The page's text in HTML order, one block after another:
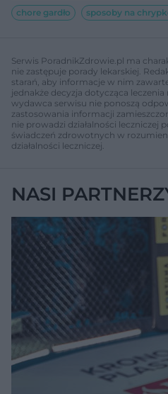
chore gardło sposoby na
Serwis PoradnikZdrowie.pl ma
nie zastępuje porady lekarskiej.
starań, aby informacje w nim
jednakże decyzja dotycząca leczenia
wydawca serwisu nie ponoszą
zastosowania informacji
nie prowadzi działalności leczniczej
świadczeń zdrowotnych w
działalności leczniczej.
NASI